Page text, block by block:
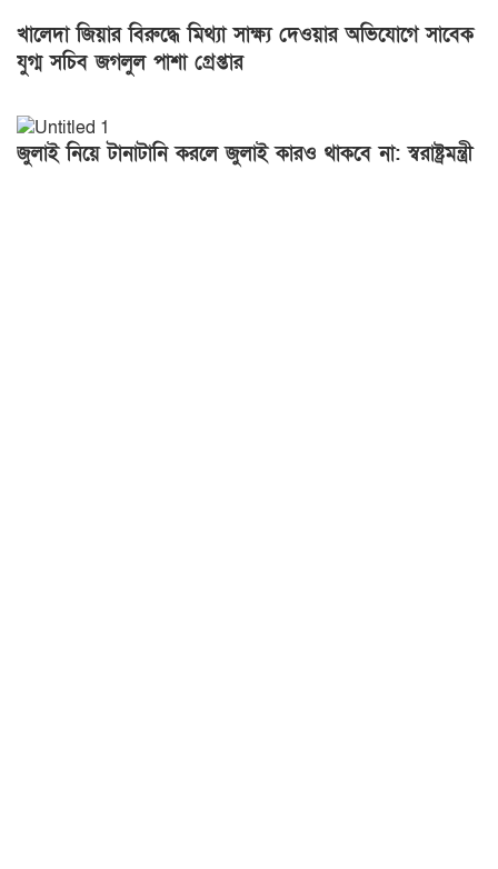
খালেদা জিয়ার বিরুদ্ধে মিথ্যা সাক্ষ্য দেওয়ার অভিযোগে সাবেক
যুগ্ম সচিব জগলুল পাশা গ্রেপ্তার
জুলাই নিয়ে টানাটানি করলে জুলাই কারও থাকবে না: স্বরাষ্ট্রমন্ত্রী